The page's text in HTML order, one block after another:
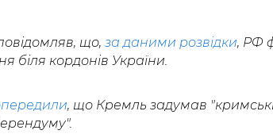
що, за даними розвідки, РФ
біля кордонів України.
, що Кремль задумав